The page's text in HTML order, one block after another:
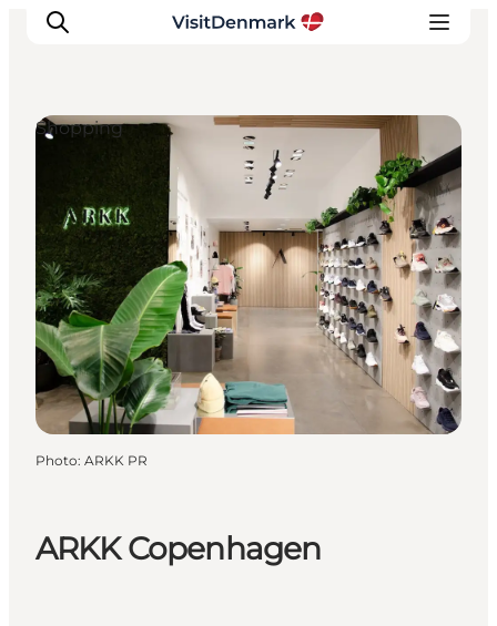
Inspirations
Destinations
Quoi faire
Hébergements
Planifiez votre voyage
ARKK Copenhagen
Shopping
Photo: ARKK PR